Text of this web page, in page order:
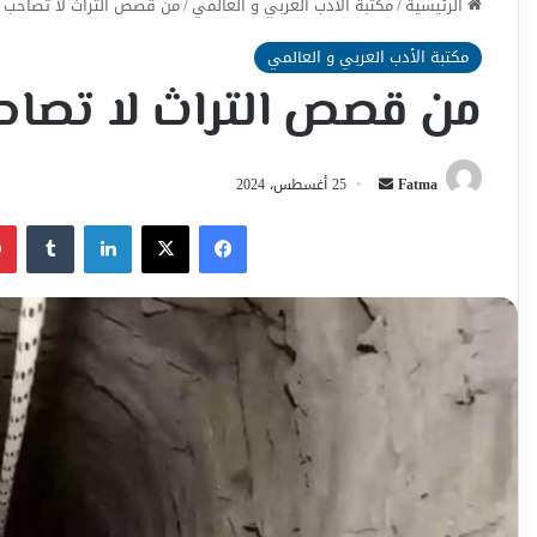
مكتبة الأدب العربي و العالمي
من قصص التراث لا
Fatma
أرسل 25 أغسطس، 2024
فيسبوك‫X لينكدإن